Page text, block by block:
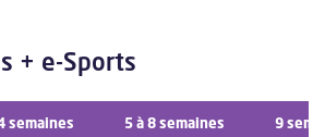
+ e-Sports
semaines 5 à 8 semaines 9